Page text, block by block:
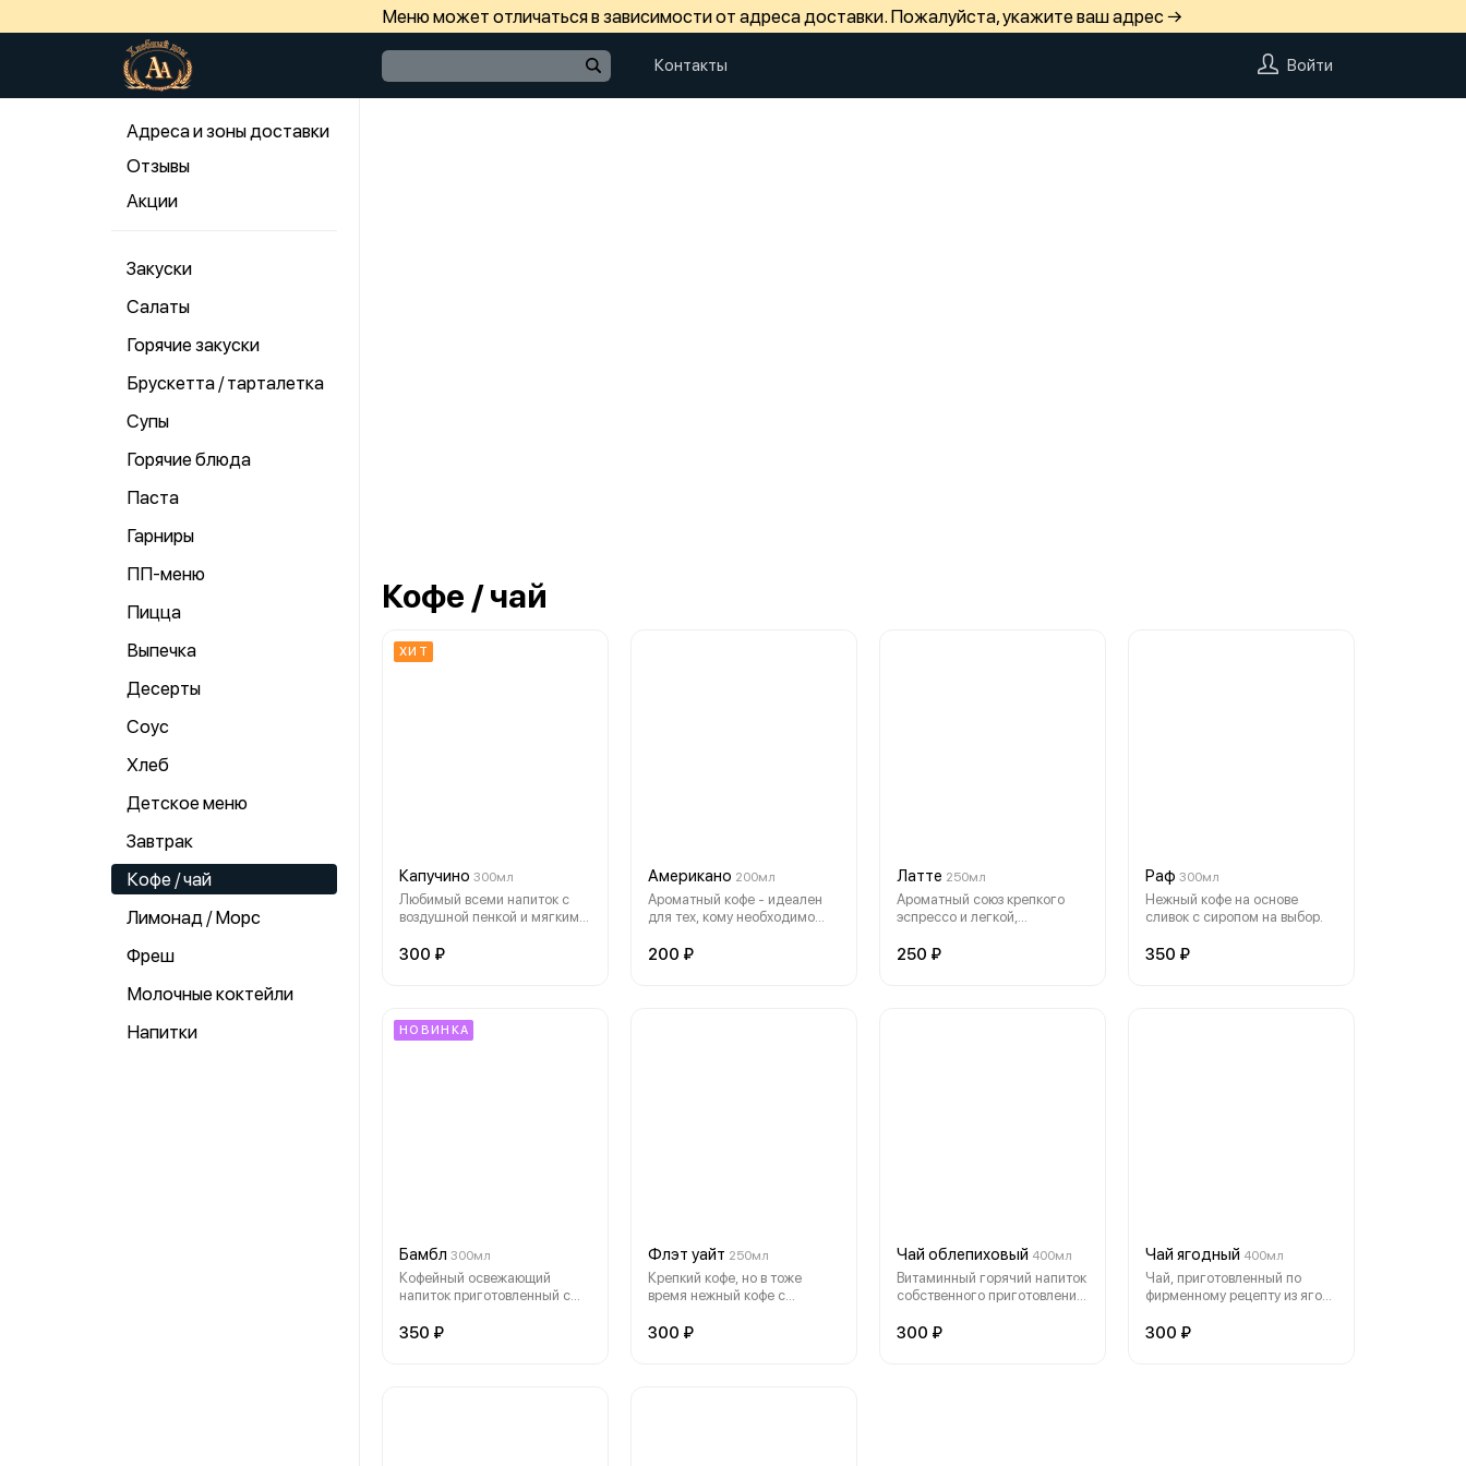
Меню может отличаться в зависимости от адреса доставки. Пожалуйста, укажите ваш адрес →
Контакты Войти
Адреса и зоны доставки
Отзывы
Акции
Закуски
Салаты
Горячие закуски
Брускетта / тарталетка
Супы
Горячие блюда
Паста
Гарниры
ПП-меню
Пицца
Выпечка
Десерты
Соус
Хлеб
Детское меню
Завтрак
Кофе / чай
Лимонад / Морс
Фреш
Молочные коктейли
Напитки
Кофе / чай
ХИТ
Капучино 300мл
Любимый всеми напиток с
воздушной пенкой и мягким
300 ₽
Американо 200мл
Ароматный кофе - идеален
для тех, кому необходимо
200 ₽
Латте 250мл
Ароматный союз крепкого
эспрессо и легкой,
250 ₽
Раф 300мл
Нежный кофе на основе
сливок с сиропом на выбор.
350 ₽
НОВИНКА
Бамбл 300мл
Кофейный освежающий
напиток приготовленный с
сока.
350 ₽
Флэт уайт 250мл
Крепкий кофе, но в тоже
время нежный кофе с
300 ₽
Чай облепиховый 400мл
Витаминный горячий напиток
собственного приготовления
300 ₽
Чай ягодный 400мл
Чай, приготовленный по
фирменному рецепту из ягод
и клюквы.
300 ₽